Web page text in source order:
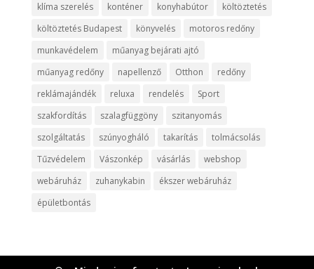
klíma szerelés
konténer konyhabútor
költöztetés
költöztetés Budapest
könyvelés
motoros redőny
munkavédelem
műanyag bejárati ajtó
műanyag redőny
napellenző Otthon
redőny
reklámajándék
reluxa rendelés
Sport
szakfordítás
szalagfüggöny
szitanyomás
szolgáltatás
szúnyogháló takarítás
tolmácsolás
Tűzvédelem
Vászonkép vásárlás
webshop
webáruház
zuhanykabin
ékszer webáruház
épületbontás